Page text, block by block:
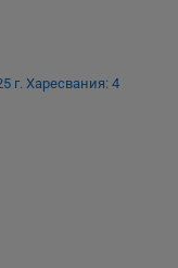
г. Харесвания: 4